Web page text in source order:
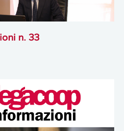
n. 33